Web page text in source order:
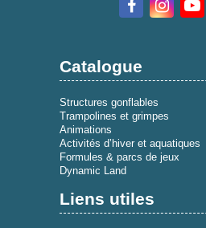
Catalogue
Structures gonflables
Trampolines et grimpes
Animations
Activités d’hiver et aquatiques
Formules & parcs de jeux
Dynamic Land
Liens utiles